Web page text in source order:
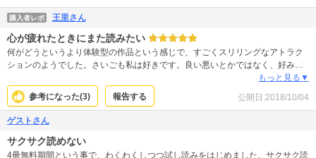
購入者レポ 王里さん
心が疲れたときにまた読みたい
何がどうというより体験型の作品という感じで、すごくスリリングなアトラク
ションのようでした。さいごも私は好きです。良い悪いとかではなく、好みと
いうところでとても楽しめる作品でした。心情重視だし、絶対的テーマがあ
り、出来るだけきめこまやかに描こうとしている熱意が伝わってきて、信頼し
て楽しませて頂けました。そういったところを評価される方にはとても味わい
深く楽しめるかもしれません。女性のほうが好みの方、多いかも知れません。
もっと見る▼
参考になった(3) 報告する 公開日:2018/10/04
ゲストさん
サクサク読めない
4冊無料期間という事で、わくわくしつつ試し読みをはじめました。サクサク読